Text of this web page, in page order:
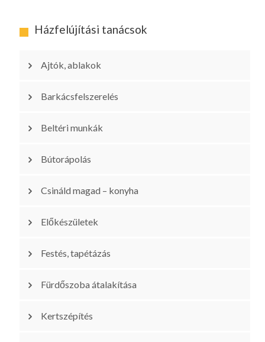
Házfelújítási tanácsok
Ajtók, ablakok
Barkácsfelszerelés
Beltéri munkák
Bútorápolás
Csináld magad – konyha
Előkészületek
Festés, tapétázás
Fürdőszoba átalakítása
Kertszépítés